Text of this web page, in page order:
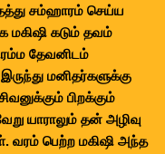
சம்ஹாரம் செய்ய
கடும் தவம்
தேவனிடம்
மனிதர்களுக்கு
பிறக்கும்
யாராலும் தன் அழிவு
வரம் பெற்ற மகிஷி அந்த